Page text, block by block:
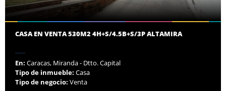
CASA EN VENTA 530M2 4H+S/4.5B+S/3P ALTAMIRA
En: Caracas, Miranda - Dtto. Capital
Tipo de inmueble: Casa
Tipo de negocio: Venta